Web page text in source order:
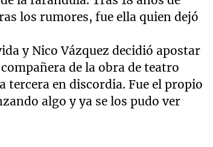
los rumores, fue ella quien dejó
y Nico Vázquez decidió apostar
de la obra de teatro
tercera en discordia. Fue el propio
algo y ya se los pudo ver